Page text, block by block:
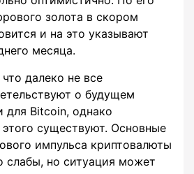
золота в скором
и на это указывают
месяца.
далеко не все
о будущем
Bitcoin, однако
существуют. Основные
импульса криптовалюты
слабы, но ситуация может